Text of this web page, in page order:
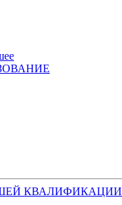
КВАЛИФИКАЦИИ